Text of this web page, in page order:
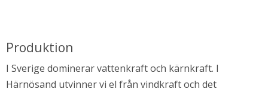
Produktion
I Sverige dominerar vattenkraft och kärnkraft. I
Härnösand utvinner vi el från vindkraft och det